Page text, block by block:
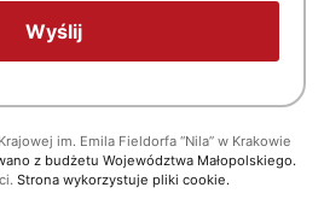
im. Emila Fieldorfa “Nila” w Krakowie
z budżetu Województwa Małopolskiego.
Strona wykorzystuje pliki cookie.